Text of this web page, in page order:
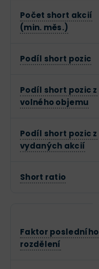
Počet short akcií
(min. měs.)
Podíl short pozic
Podíl short pozic z
volného objemu
Podíl short pozic z
vydaných akcií
Short ratio
Faktor posledního
rozdělení